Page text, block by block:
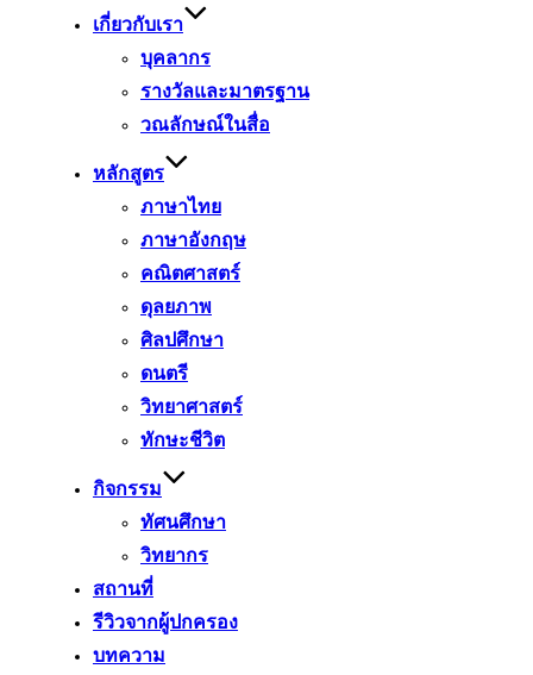
เกี่ยวกับเรา
บุคลากร
รางวัลและมาตรฐาน
วณลักษณ์ในสื่อ
หลักสูตร
ภาษาไทย
ภาษาอังกฤษ
คณิตศาสตร์
ดุลยภาพ
ศิลปศึกษา
ดนตรี
วิทยาศาสตร์
ทักษะชีวิต
กิจกรรม
ทัศนศึกษา
วิทยากร
สถานที่
รีวิวจากผู้ปกครอง
บทความ